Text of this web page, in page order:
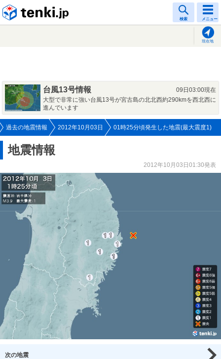
検索 メニュー
現在地
台風13号情報
09日03:00現在
大型で非常に強い台風13号が宮古島の北北西約290kmを西北西に
進んでいます
過去の地震情報 2012年10月03日 01時25分頃発生した地震(最大震度1)
地震情報
2012年10月03日01:30発表
次の地震